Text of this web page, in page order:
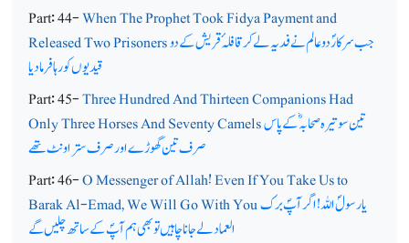
Part: 44-When The Prophet Took Fidya Payment and
Released Two Prisonersجب سرکارؐ دوعالم نے فدیہ لے کر قافلہ ٔ قریش کے دو
قیدیوں کو رہا فرما دیا
Part: 45-Three Hundred And Thirteen Companions Had
Only Three Horses And Seventy Camelsتین سو تیرہ صحابہ ؓکے پاس
صرف تین گھوڑے اور صرف ستر اونٹ تھے
Part: 46-O Messenger of Allah! Even If You Take Us to
Barak Al-Emad, We Will Go With Youیارسولؐ اللہ ! اگر آپؐ برک
العماد لے جانا چاہیں تو بھی ہم آپؐ کے ساتھ چلیں گے